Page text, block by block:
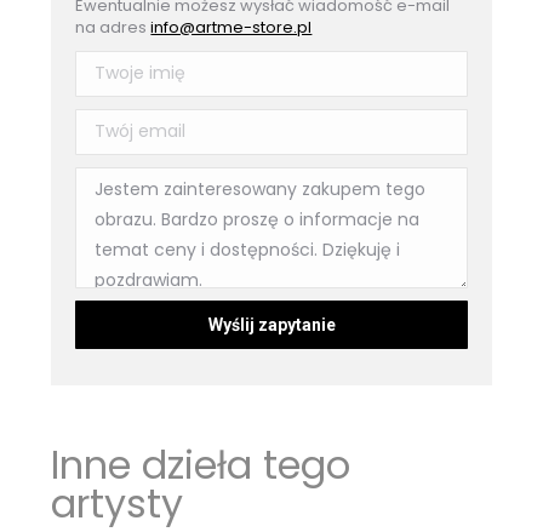
Ewentualnie możesz wysłać wiadomość e-mail
na adresinfo@artme-store.pl
Inne dzieła tego
artysty